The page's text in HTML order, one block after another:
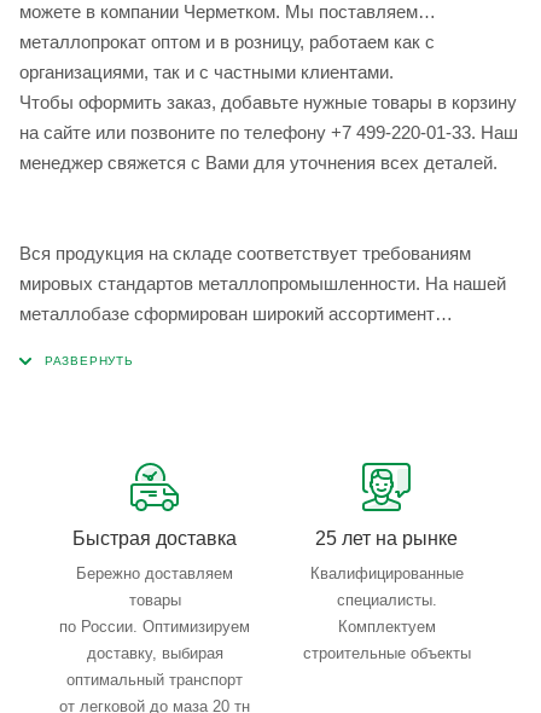
можете в компании Черметком. Мы поставляем
металлопрокат оптом и в розницу, работаем как с
организациями, так и с частными клиентами.
Чтобы оформить заказ, добавьте нужные товары в корзину
на сайте или позвоните по телефону +7 499-220-01-33. Наш
менеджер свяжется с Вами для уточнения всех деталей.
Вся продукция на складе соответствует требованиям
мировых стандартов металлопромышленности. На нашей
металлобазе сформирован широкий ассортимент
Быстрая доставка
Бережно доставляем
товары
по России. Оптимизируем
доставку, выбирая
оптимальный транспорт
от легковой до маза 20 тн
25 лет на рынке
Квалифицированные
специалисты.
Комплектуем
строительные объекты